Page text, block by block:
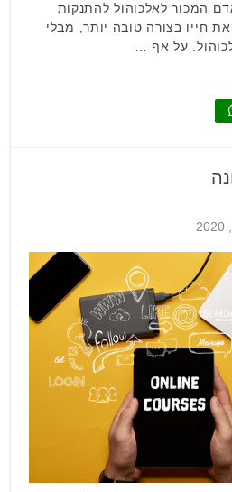
המכור לאלכוהול להתנקות
חייו בצורה טובה יותר, מבלי
על אף …